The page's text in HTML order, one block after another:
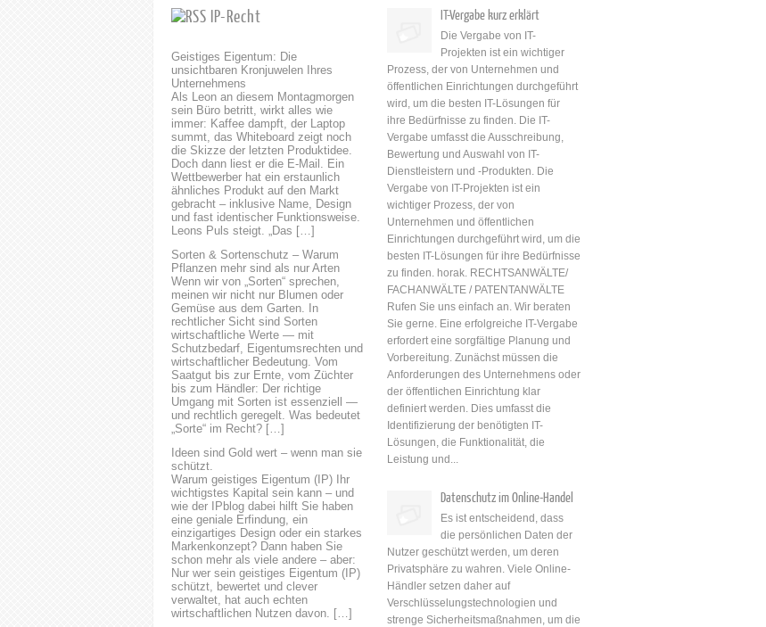
ist ein wichtiger Prozess, der
von Unternehmen und
durchgeführt wird, um die
besten IT-Lösungen für ihre
Bedürfnisse zu finden. horak.
RECHTSANWÄLTE/
FACHANWÄLTE /
PATENTANWÄLTE Rufen Sie
uns einfach an. Wir beraten
Sie gerne. Eine erfolgreiche
IT-Vergabe erfordert eine
sorgfältige Planung und
Vorbereitung. Zunächst
des Unternehmens oder der
öffentlichen Einrichtung klar
definiert werden. Dies umfasst
die Identifizierung der
benötigten IT-Lösungen, die
Funktionalität, die Leistung
und...
Herausgabepflicht des
Vorstandsmitglieds eines
Vereins gemäß § 27 Abs. 3 S.
1 i.V.m. § 667 BGB umfasst
die Administrationsrechte an
einer Facebook-Seite, die das
Vorstandsmitglied, wenn auch
systembedingt unter Nutzung
eines privaten Accounts, im
Auftrag des Vereins für diesen
erstellt hat. vorgehend AG
Frankfurt am Main, 18.
November 2019, 32 C 3091/19
(48), Urteil …
IP-Recht
Geistiges Eigentum: Die
unsichtbaren Kronjuwelen Ihres
Unternehmens
Als Leon an diesem Montagmorgen
sein Büro betritt, wirkt alles wie
immer: Kaffee dampft, der Laptop
summt, das Whiteboard zeigt noch
die Skizze der letzten Produktidee.
Doch dann liest er die E-Mail. Ein
Wettbewerber hat ein erstaunlich
ähnliches Produkt auf den Markt
gebracht – inklusive Name, Design
und fast identischer Funktionsweise.
Leons Puls steigt. „Das […]
Sorten & Sortenschutz – Warum
Pflanzen mehr sind als nur Arten
Wenn wir von „Sorten“ sprechen,
meinen wir nicht nur Blumen oder
Gemüse aus dem Garten. In
rechtlicher Sicht sind Sorten
wirtschaftliche Werte — mit
Schutzbedarf, Eigentumsrechten und
wirtschaftlicher Bedeutung. Vom
Saatgut bis zur Ernte, vom Züchter
bis zum Händler: Der richtige
Umgang mit Sorten ist essenziell —
und rechtlich geregelt. Was bedeutet
„Sorte“ im Recht? […]
Ideen sind Gold wert – wenn man sie
schützt.
Warum geistiges Eigentum (IP) Ihr
wichtigstes Kapital sein kann – und
wie der IPblog dabei hilft Sie haben
eine geniale Erfindung, ein
einzigartiges Design oder ein starkes
Markenkonzept? Dann haben Sie
schon mehr als viele andere – aber:
Nur wer sein geistiges Eigentum (IP)
schützt, bewertet und clever
verwaltet, hat auch echten
wirtschaftlichen Nutzen davon. […]
IT-Vergabe kurz erklärt
Die Vergabe von IT-
Projekten ist ein wichtiger
Prozess, der von Unternehmen und
öffentlichen Einrichtungen durchgeführt
wird, um die besten IT-Lösungen für
ihre Bedürfnisse zu finden. Die IT-
Vergabe umfasst die Ausschreibung,
Bewertung und Auswahl von IT-
Dienstleistern und -Produkten. Die
Vergabe von IT-Projekten ist ein
wichtiger Prozess, der von
Unternehmen und öffentlichen
Einrichtungen durchgeführt wird, um die
besten IT-Lösungen für ihre Bedürfnisse
zu finden. horak. RECHTSANWÄLTE/
FACHANWÄLTE / PATENTANWÄLTE
Rufen Sie uns einfach an. Wir beraten
Sie gerne. Eine erfolgreiche IT-Vergabe
erfordert eine sorgfältige Planung und
Vorbereitung. Zunächst müssen die
Anforderungen des Unternehmens oder
der öffentlichen Einrichtung klar
definiert werden. Dies umfasst die
Identifizierung der benötigten IT-
Lösungen, die Funktionalität, die
Leistung und...
Datenschutz im Online-Handel
Es ist entscheidend, dass
die persönlichen Daten der
Nutzer geschützt werden, um deren
Privatsphäre zu wahren. Viele Online-
Händler setzen daher auf
Verschlüsselungstechnologien und
strenge Sicherheitsmaßnahmen, um die